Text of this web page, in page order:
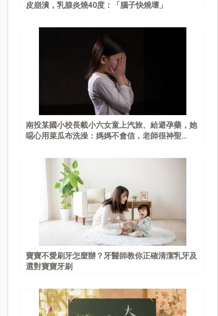
皮崩潰，乳腺炎燒40度：「腦子快燒壞」
南投某國小校長載小六女童上汽旅、給避孕藥，她
噁心用菜瓜布洗澡：媽媽不會信，老師很神聖…
寶寶不愛刷牙怎麼辦？牙醫師教你正確清潔乳牙及
選對寶寶牙刷